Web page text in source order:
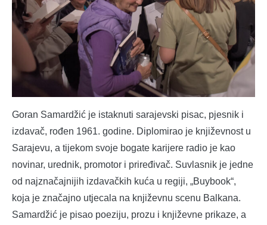
Goran Samardžić je istaknuti sarajevski pisac, pjesnik i
izdavač, rođen 1961. godine. Diplomirao je književnost u
Sarajevu, a tijekom svoje bogate karijere radio je kao
novinar, urednik, promotor i priređivač. Suvlasnik je jedne
od najznačajnijih izdavačkih kuća u regiji, „Buybook“,
koja je značajno utjecala na književnu scenu Balkana.
Samardžić je pisao poeziju, prozu i književne prikaze, a